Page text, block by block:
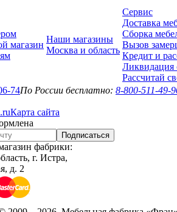
магазин
Наши магазины
Москва и область
Сервис
Доставка
Сборка
Вызов
Кредит и
Ликвидация
Рассчитай
74По России бесплатно: 8-800-511-49-
Карта сайта
Подписаться
фабрики:
г. Истра,
д. 2